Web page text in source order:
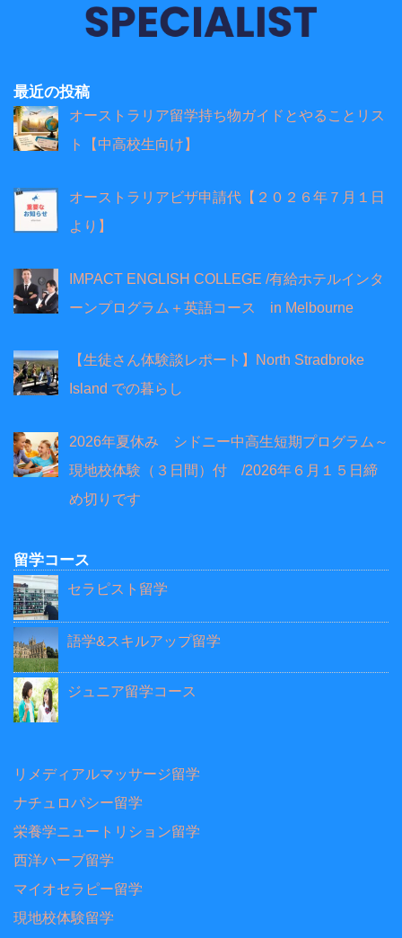
最近の投稿
オーストラリア留学持ち物ガイドとやることリス
ト【中高校生向け】
オーストラリアビザ申請代【２０２６年７月１日
より】
IMPACT ENGLISH COLLEGE /有給ホテルインタ
ーンプログラム＋英語コース in Melbourne
【生徒さん体験談レポート】North Stradbroke
Island での暮らし
2026年夏休み シドニー中高生短期プログラム～
現地校体験（３日間）付 /2026年６月１５日締
め切りです
留学コース
セラピスト留学
語学&スキルアップ留学
ジュニア留学コース
リメディアルマッサージ留学
ナチュロパシー留学
栄養学ニュートリション留学
西洋ハーブ留学
マイオセラピー留学
現地校体験留学